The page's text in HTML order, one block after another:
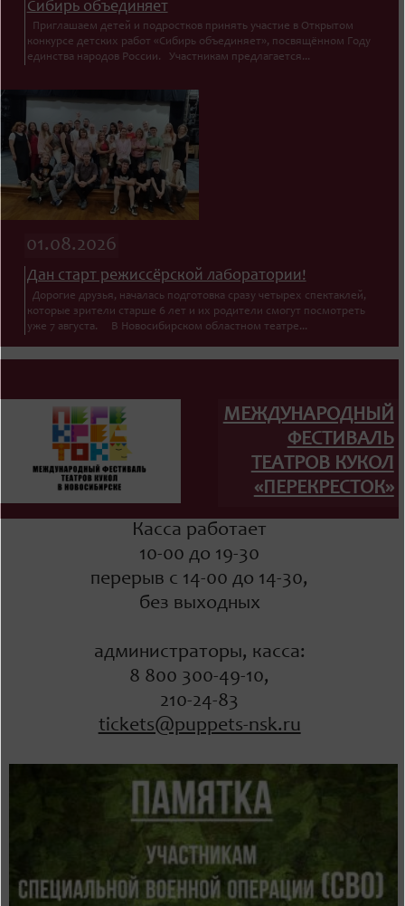
Сибирь объединяет
Приглашаем детей и подростков принять участие в Открытом
конкурсе детских работ «Сибирь объединяет», посвящённом Году
единства народов России. Участникам предлагается...
01.08.2026
Дан старт режиссёрской лаборатории!
Дорогие друзья, началась подготовка сразу четырех спектаклей,
которые зрители старше 6 лет и их родители смогут посмотреть
уже 7 августа. В Новосибирском областном театре...
МЕЖДУНАРОДНЫЙ
ФЕСТИВАЛЬ
ТЕАТРОВ КУКОЛ
«ПЕРЕКРЕСТОК»
Касса работает
10-00 до 19-30
перерыв с 14-00 до 14-30,
без выходных
администраторы, касса:
8 800 300-49-10,
210-24-83
tickets@puppets-nsk.ru